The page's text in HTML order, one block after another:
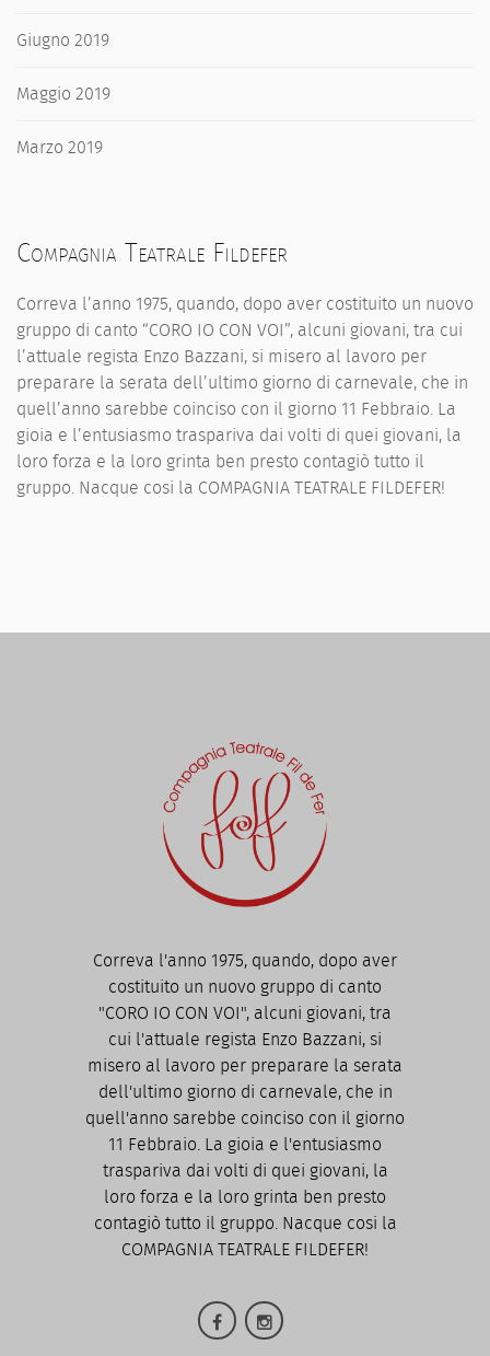
Giugno 2019
Maggio 2019
Marzo 2019
Compagnia Teatrale Fildefer
Correva l’anno 1975, quando, dopo aver costituito un nuovo
gruppo di canto “CORO IO CON VOI”, alcuni giovani, tra cui
l’attuale regista Enzo Bazzani, si misero al lavoro per
preparare la serata dell’ultimo giorno di carnevale, che in
quell’anno sarebbe coinciso con il giorno 11 Febbraio. La
gioia e l’entusiasmo traspariva dai volti di quei giovani, la
loro forza e la loro grinta ben presto contagiò tutto il
gruppo. Nacque cosi la COMPAGNIA TEATRALE FILDEFER!
Correva l'anno 1975, quando, dopo aver
costituito un nuovo gruppo di canto
"CORO IO CON VOI", alcuni giovani, tra
cui l'attuale regista Enzo Bazzani, si
misero al lavoro per preparare la serata
dell'ultimo giorno di carnevale, che in
quell'anno sarebbe coinciso con il giorno
11 Febbraio. La gioia e l'entusiasmo
traspariva dai volti di quei giovani, la
loro forza e la loro grinta ben presto
contagiò tutto il gruppo. Nacque cosi la
COMPAGNIA TEATRALE FILDEFER!